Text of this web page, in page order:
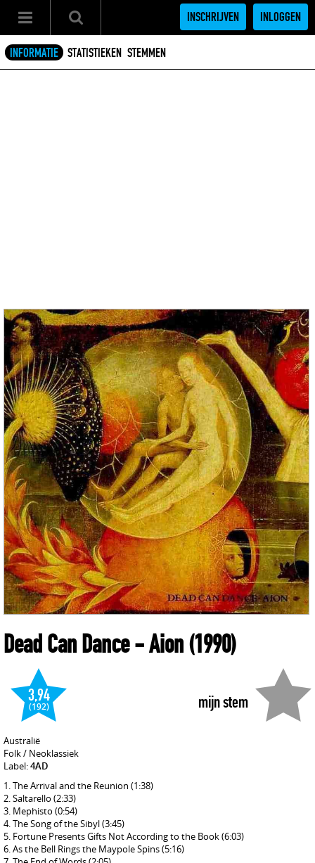
INSCHRIJVEN INLOGGEN
INFORMATIE STATISTIEKEN STEMMEN
Dead Can Dance- Aion(1990)
mijn stem
3,94
(192)
Australië
Folk / Neoklassiek
Label:4AD
The Arrival and the Reunion (1:38)
Saltarello (2:33)
Mephisto (0:54)
The Song of the Sibyl(3:45)
Fortune Presents Gifts Not According to the Book(6:03)
As the Bell Rings the Maypole Spins(5:16)